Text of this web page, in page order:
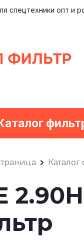
спецтехники опт и